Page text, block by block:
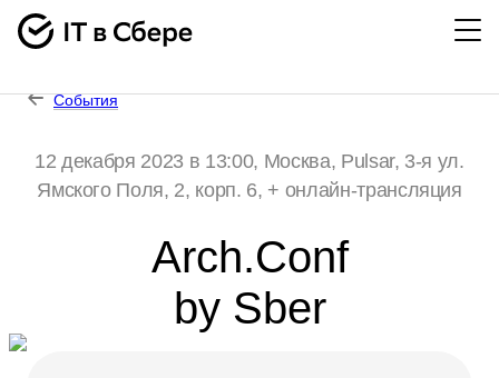
События
12 декабря 2023 в 13:00, Москва, Pulsar, 3-я ул.
Ямского Поля, 2, корп. 6, + онлайн-трансляция
Arch.Conf
by Sber